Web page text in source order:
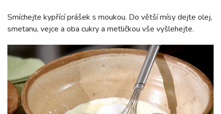
Smíchejte kypřící prášek s moukou. Do větší mísy dejte olej,
smetanu, vejce a oba cukry a metličkou vše vyšlehejte.